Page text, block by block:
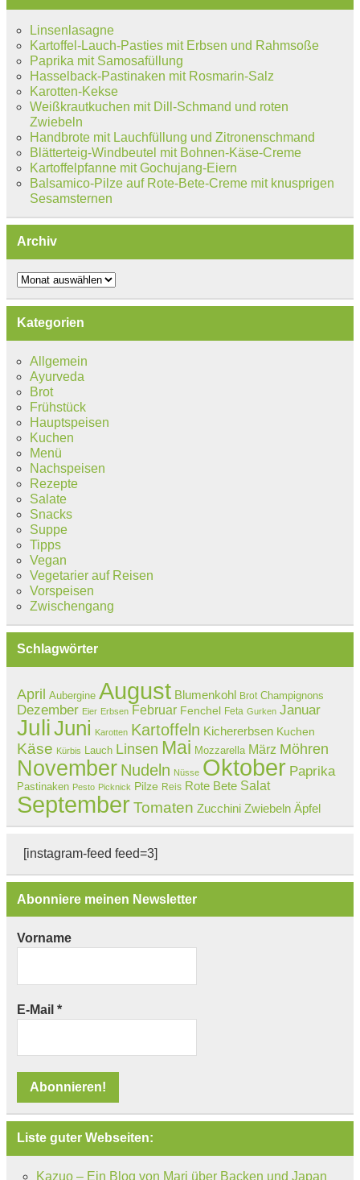
Linsenlasagne
Kartoffel-Lauch-Pasties mit Erbsen und Rahmsoße
Paprika mit Samosafüllung
Hasselback-Pastinaken mit Rosmarin-Salz
Karotten-Kekse
Weißkrautkuchen mit Dill-Schmand und roten
Zwiebeln
Handbrote mit Lauchfüllung und Zitronenschmand
Blätterteig-Windbeutel mit Bohnen-Käse-Creme
Kartoffelpfanne mit Gochujang-Eiern
Balsamico-Pilze auf Rote-Bete-Creme mit knusprigen
Sesamsternen
Archiv
Archiv
Kategorien
Allgemein
Ayurveda
Brot
Frühstück
Hauptspeisen
Kuchen
Menü
Nachspeisen
Rezepte
Salate
Snacks
Suppe
Tipps
Vegan
Vegetarier auf Reisen
Vorspeisen
Zwischengang
Schlagwörter
April Aubergine August Blumenkohl Brot Champignons
Dezember Eier Erbsen Februar Fenchel Feta Gurken Januar
JuliJuni Karotten Kartoffeln Kichererbsen Kuchen
Käse Kürbis Lauch Linsen Mai Mozzarella März Möhren
November Nudeln Nüsse Oktober Paprika
Pastinaken Pesto Picknick Pilze Reis Rote Bete Salat
September Tomaten Zucchini Zwiebeln Äpfel
[instagram-feed feed=3]
Abonniere meinen Newsletter
Vorname
E-Mail *
Liste guter Webseiten:
Kazuo – Ein Blog von Mari über Backen und Japan